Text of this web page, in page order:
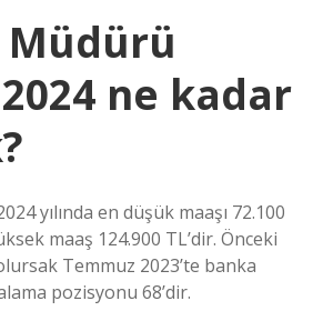
Müdürü
ne kadar
yılında en düşük maaşı 72.100
maaş 124.900 TL’dir. Önceki
Temmuz 2023’te banka
pozisyonu 68’dir.